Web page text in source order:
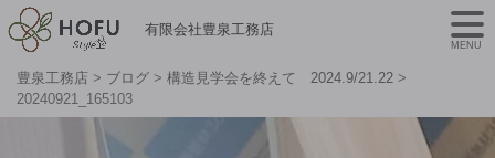
有限会社豊泉工務店
豊泉工務店 > ブログ > 構造見学会を終えて 2024.9/21.22 >
20240921_165103
MENU